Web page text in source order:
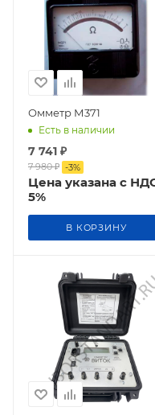
Омметр М371
Есть в наличии
7 741 ₽
7 980₽ -3%
Цена указана с
5%
В КОРЗИНУ